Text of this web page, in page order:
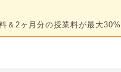
＆2ヶ月分の授業料が最大